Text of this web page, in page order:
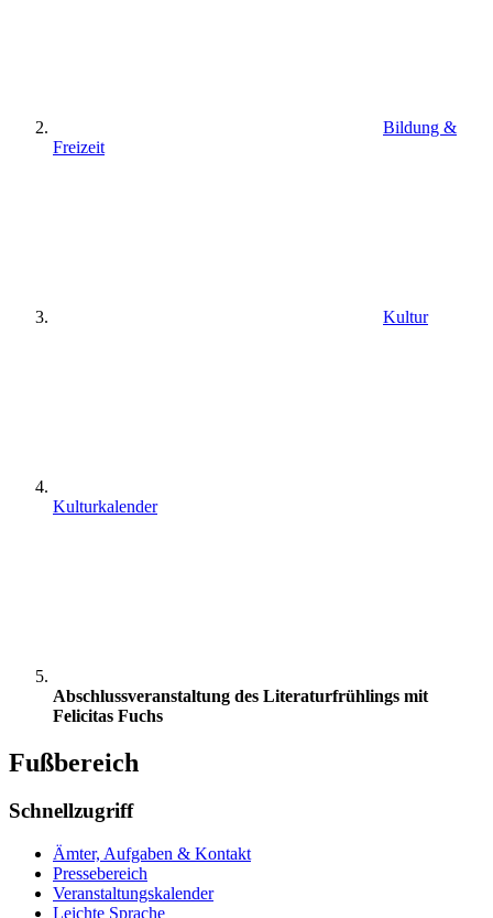
Bildung &
Freizeit
Kultur
Kulturkalender
Abschlussveranstaltung des Literaturfrühlings mit
Felicitas Fuchs
Fußbereich
Schnellzugriff
Ämter, Aufgaben & Kontakt
Pressebereich
Veranstaltungskalender
Leichte Sprache